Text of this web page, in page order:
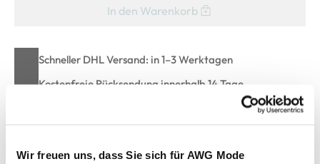
Wir freuen uns, dass Sie sich für AWG Mode
In den Warenkorb
Schneller DHL Versand: in 1–3 Werktagen
Kostenfreie Rücksendung innerhalb 14 Tage
Kostenlose Filiallieferung in Ihre Wunschfiliale